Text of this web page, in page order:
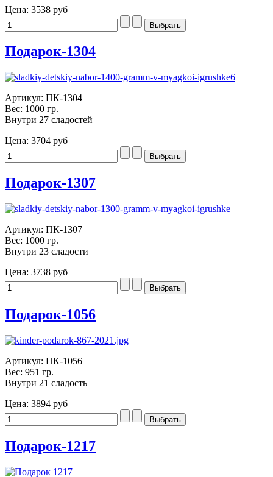
Цена: 3538 руб
Подарок-1304
Артикул: ПК-1304
Вес: 1000 гр.
Внутри 27 сладостей
Цена: 3704 руб
Подарок-1307
Артикул: ПК-1307
Вес: 1000 гр.
Внутри 23 сладости
Цена: 3738 руб
Подарок-1056
Артикул: ПК-1056
Вес: 951 гр.
Внутри 21 сладость
Цена: 3894 руб
Подарок-1217